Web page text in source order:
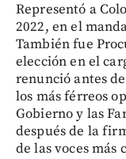
Representó a
2022, en el
También fue
elección en el
renunció antes
los más férreos
Gobierno y las
después de la
de las voces más